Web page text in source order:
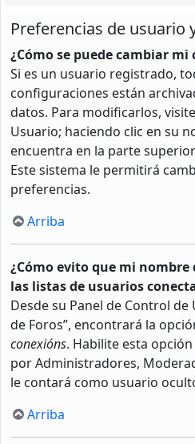
Preferencias de usuario
¿Cómo se puede cambiar
Si es un usuario registrado,
configuraciones están
datos. Para modificarlos,
Usuario; haciendo clic en su
encuentra en la parte
Este sistema le permitirá
preferencias.
Arriba
¿Cómo evito que mi nombre
las listas de usuarios
Desde su Panel de Control de
de Foros”, encontrará la
conexións. Habilite esta
por Administradores,
le contará como usuario
Arriba